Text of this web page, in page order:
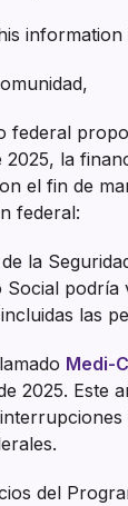
federal
la
el fin de
federal:
la
Social
las
Medi-
2025. Este
del